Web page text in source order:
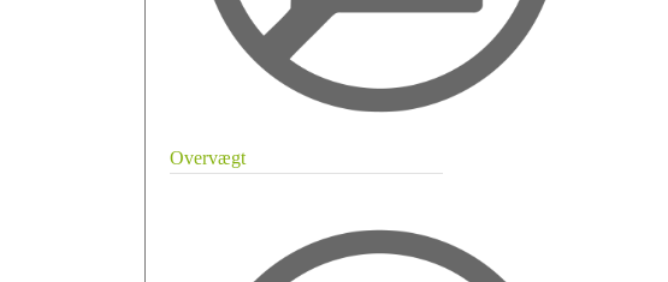
Overvægt